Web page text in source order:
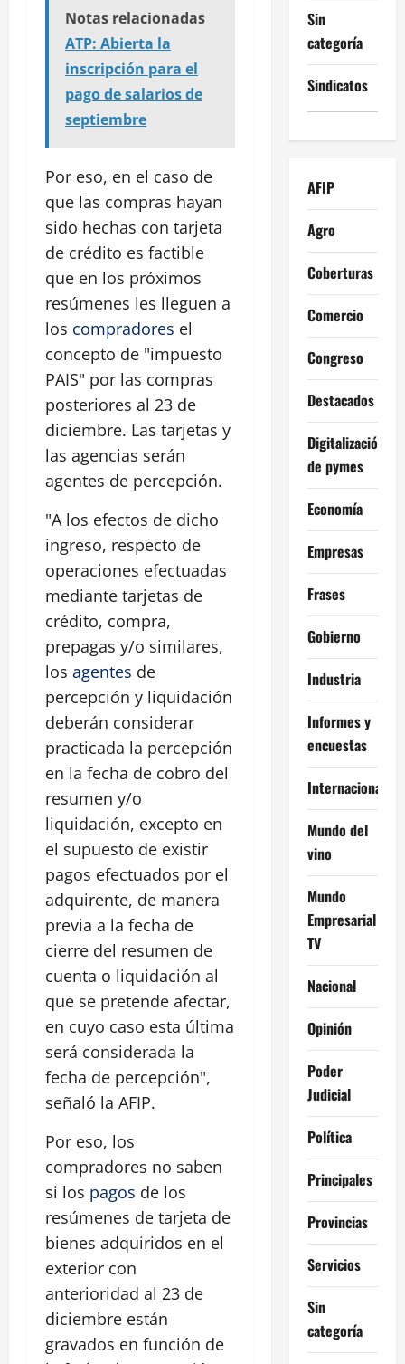
Notas relacionadas
ATP: Abierta la
inscripción para el
pago de salarios de
septiembre
Por eso, en el caso de
que las compras hayan
sido hechas con tarjeta
de crédito es factible
que en los próximos
resúmenes les lleguen a
los compradores el
concepto de "impuesto
PAIS" por las compras
posteriores al 23 de
diciembre. Las tarjetas y
las agencias serán
agentes de percepción.
"A los efectos de dicho
ingreso, respecto de
operaciones efectuadas
mediante tarjetas de
crédito, compra,
prepagas y/o similares,
los agentes de
percepción y liquidación
deberán considerar
practicada la percepción
en la fecha de cobro del
resumen y/o
liquidación, excepto en
el supuesto de existir
pagos efectuados por el
adquirente, de manera
previa a la fecha de
cierre del resumen de
cuenta o liquidación al
que se pretende afectar,
en cuyo caso esta última
será considerada la
fecha de percepción",
señaló la AFIP.
Por eso, los
compradores no saben
si los pagos de los
resúmenes de tarjeta de
bienes adquiridos en el
exterior con
anterioridad al 23 de
diciembre están
gravados en función de
Sin
categoría
Sindicatos
AFIP
Agro
Coberturas
Comercio
Congreso
Destacados
Digitalización
de pymes
Economía
Empresas
Frases
Gobierno
Industria
Informes y
encuestas
Internacional
Mundo del
vino
Mundo
Empresarial
TV
Nacional
Opinión
Poder
Judicial
Política
Principales
Provincias
Servicios
Sin
categoría